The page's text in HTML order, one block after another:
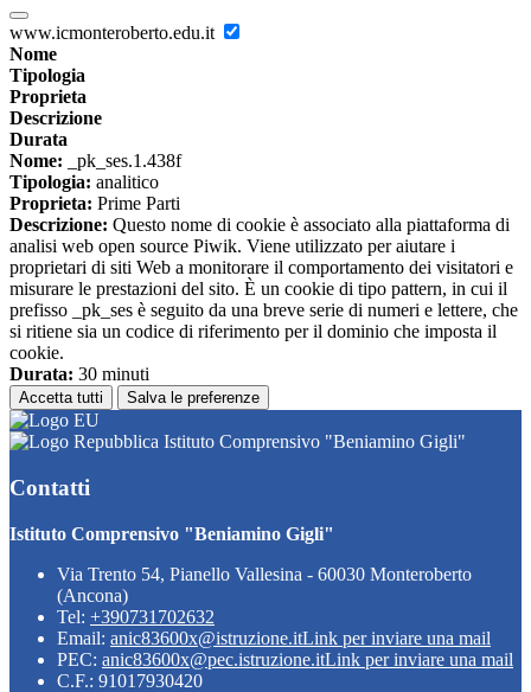
www.icmonteroberto.edu.it
Nome
Tipologia
Proprieta
Descrizione
Durata
Nome: _pk_ses.1.438f
Tipologia: analitico
Proprieta: Prime Parti
Descrizione: Questo nome di cookie è associato alla piattaforma di
analisi web open source Piwik. Viene utilizzato per aiutare i
proprietari di siti Web a monitorare il comportamento dei visitatori e
misurare le prestazioni del sito. È un cookie di tipo pattern, in cui il
prefisso _pk_ses è seguito da una breve serie di numeri e lettere, che
si ritiene sia un codice di riferimento per il dominio che imposta il
cookie.
Durata: 30 minuti
Accetta tutti Salva le preferenze
Istituto Comprensivo "Beniamino Gigli"
Contatti
Istituto Comprensivo "Beniamino Gigli"
Via Trento 54, Pianello Vallesina - 60030 Monteroberto
(Ancona)
Tel: +390731702632
Email: anic83600x@istruzione.itLink per inviare una mail
PEC: anic83600x@pec.istruzione.itLink per inviare una mail
C.F.: 91017930420